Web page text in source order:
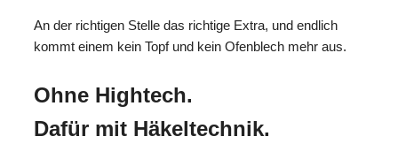
An der richtigen Stelle das richtige Extra, und endlich
kommt einem kein Topf und kein Ofenblech mehr aus.
Ohne Hightech.
Dafür mit Häkeltechnik.